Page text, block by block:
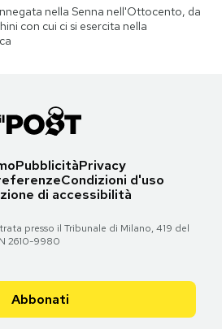
nella Senna nell'Ottocento, da
con cui ci si esercita nella
PubblicitàPrivacy
Condizioni d'uso
di accessibilità
presso il Tribunale di Milano, 419 del
2610-9980
Abbonati